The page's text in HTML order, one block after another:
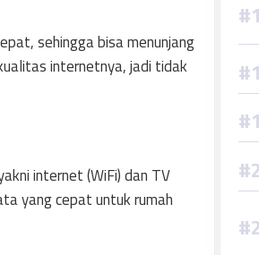
sehingga bisa menunjang
internetnya, jadi tidak
internet (WiFi) dan TV
yang cepat untuk rumah